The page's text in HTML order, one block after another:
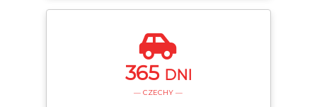
365 DNI
— CZECHY —